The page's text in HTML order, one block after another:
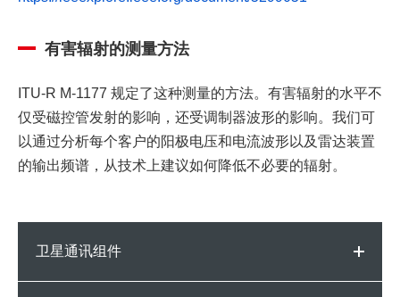
有害辐射的测量方法
ITU-R M-1177 规定了这种测量的方法。有害辐射的水平不
仅受磁控管发射的影响，还受调制器波形的影响。我们可
以通过分析每个客户的阳极电压和电流波形以及雷达装置
的输出频谱，从技术上建议如何降低不必要的辐射。
卫星通讯组件